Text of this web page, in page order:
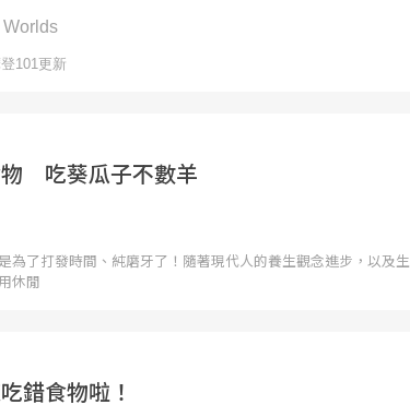
吃葵瓜子不數羊
為了打發時間、純磨牙了！隨著現代人的養生觀念進步，以及生
休閒
錯食物啦！